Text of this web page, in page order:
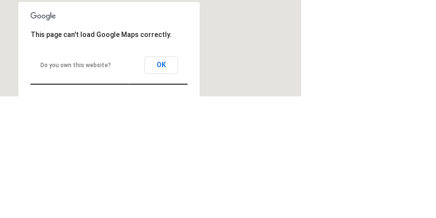
This page can't load Google Maps correctly.
Do you own this website? OK